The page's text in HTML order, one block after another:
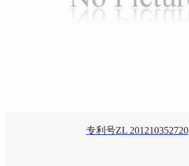
专利号ZL 201210352720